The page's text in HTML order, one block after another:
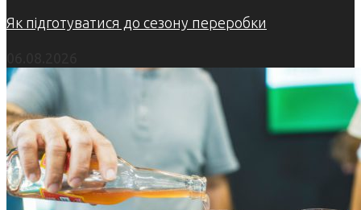
Як підготуватися до сезону переробки